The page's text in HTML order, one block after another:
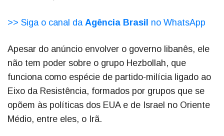
>> Siga o canal da Agência Brasil no WhatsApp
Apesar do anúncio envolver o governo libanês, ele
não tem poder sobre o grupo Hezbollah, que
funciona como espécie de partido-milícia ligado ao
Eixo da Resistência, formados por grupos que se
opõem às políticas dos EUA e de Israel no Oriente
Médio, entre eles, o Irã.